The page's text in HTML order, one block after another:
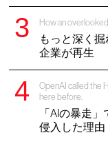
How an
もっと深く
企業が再生
OpenAI called the
here before.
「AIの暴走
侵入した理由